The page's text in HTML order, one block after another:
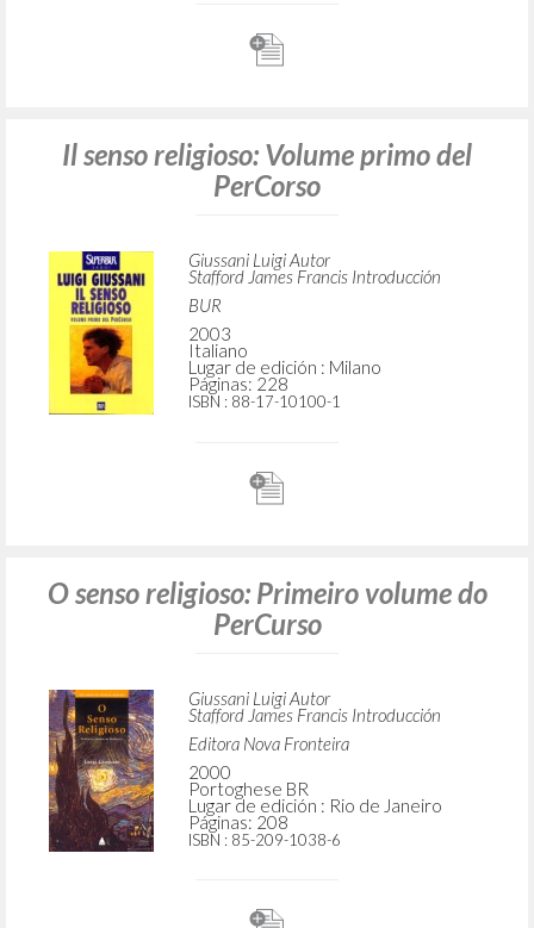
Il senso religioso: Volume primo del
PerCorso
Giussani Luigi Autor
Stafford James Francis Introducción
BUR
2003
Italiano
Lugar de edición : Milano
Páginas: 228
ISBN : 88-17-10100-1
O senso religioso: Primeiro volume do
PerCurso
Giussani Luigi Autor
Stafford James Francis Introducción
Editora Nova Fronteira
2000
Portoghese BR
Lugar de edición : Rio de Janeiro
Páginas: 208
ISBN : 85-209-1038-6